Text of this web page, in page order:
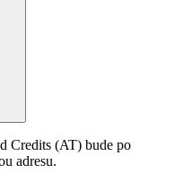
Credits (AT) bude po
adresu.